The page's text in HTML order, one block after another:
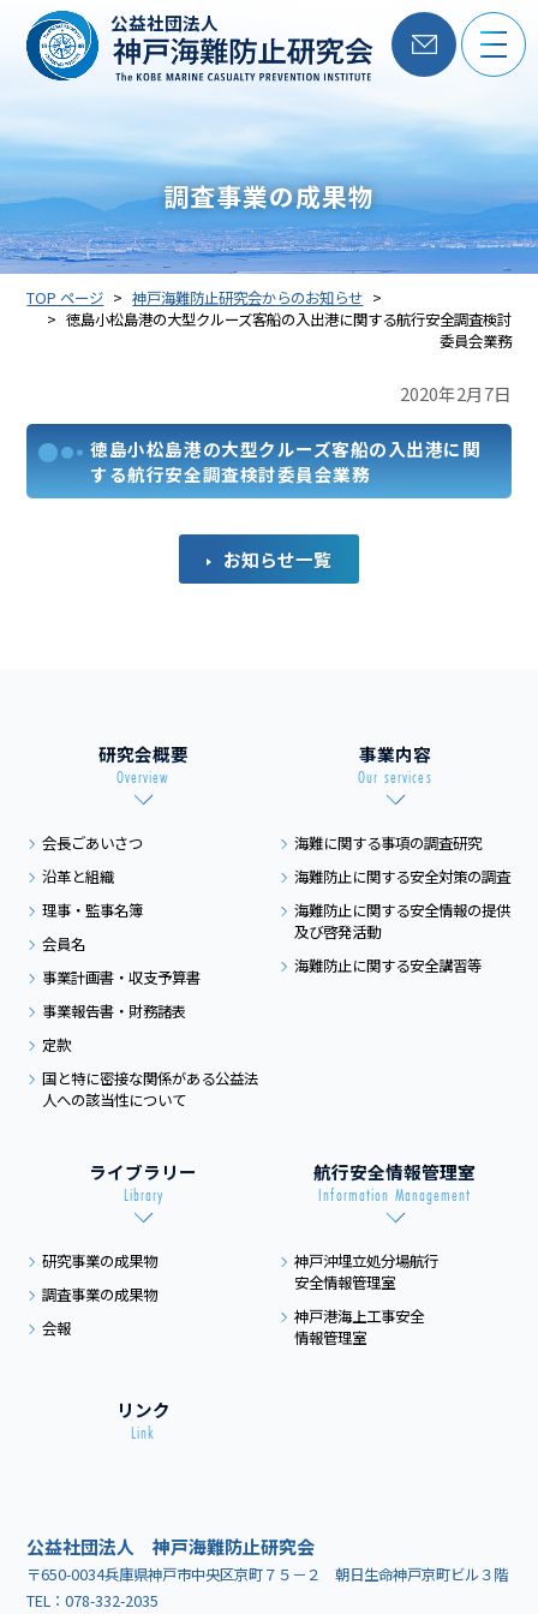
公益社団法人
調査事業の成果物
TOP ページ
神戸海難防止研究会からのお知らせ
徳島小松島港の大型クルーズ客船の入出港に関する航行安全調査検討
委員会業務
2020年2月7日
徳島小松島港の大型クルーズ客船の入出港に関
する航行安全調査検討委員会業務
お知らせ一覧
研究会概要
Overview
会長ごあいさつ
沿革と組織
理事・監事名簿
会員名
事業計画書・収支予算書
事業報告書・財務諸表
定款
国と特に密接な関係がある公益法
人への該当性について
事業内容
Our services
海難に関する事項の調査研究
海難防止に関する安全対策の調査
海難防止に関する安全情報の提供
及び啓発活動
海難防止に関する安全講習等
ライブラリー
Library
研究事業の成果物
調査事業の成果物
会報
航行安全情報管理室
Information Management
神戸沖埋立処分場航行
安全情報管理室
神戸港海上工事安全
情報管理室
リンク
Link
公益社団法人 神戸海難防止研究会
〒650-0034兵庫県神戸市中央区京町７５－２ 朝日生命神戸京町ビル３階
TEL：078-332-2035